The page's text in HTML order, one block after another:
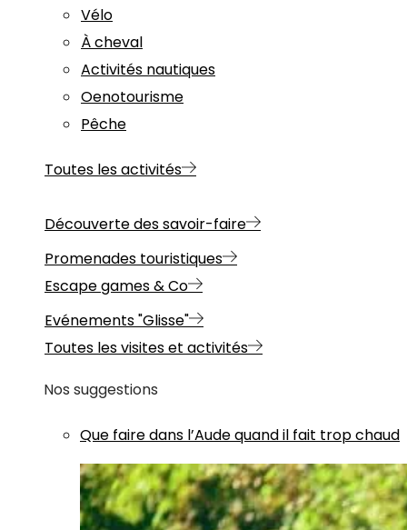
Vélo
À cheval
Activités nautiques
Oenotourisme
Pêche
Toutes les activités
Découverte des savoir-faire
Promenades touristiques
Escape games & Co
Evénements "Glisse"
Toutes les visites et activités
Nos suggestions
Que faire dans l’Aude quand il fait trop chaud